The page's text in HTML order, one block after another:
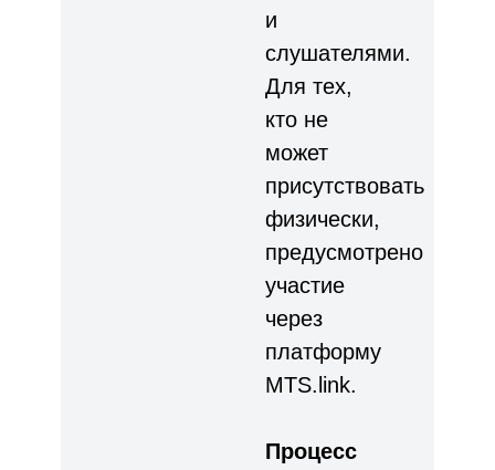
и
слушателями.
Для тех,
кто не
может
присутствовать
физически,
предусмотрено
участие
через
платформу
MTS.link.
Процесс